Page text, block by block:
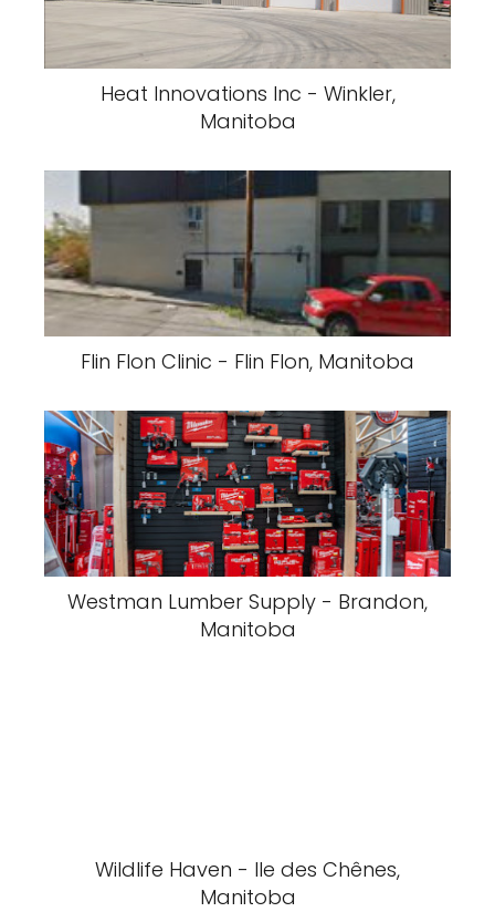
Heat Innovations Inc - Winkler,
Manitoba
Flin Flon Clinic - Flin Flon, Manitoba
Westman Lumber Supply - Brandon,
Manitoba
Wildlife Haven - Ile des Chênes,
Manitoba